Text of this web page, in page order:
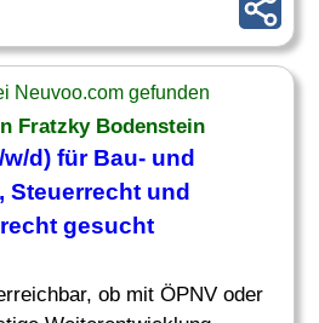
Neuvoo.com gefunden
Fratzky Bodenstein
d) für Bau- und
und
gesucht
ob mit ÖPNV oder